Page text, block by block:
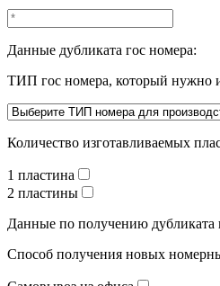
Данные дубликата гос номера:
ТИП гос номера, который нужно
Количество изготавливаемых
1 пластина
2 пластины
Данные по получению дубликата
Способ получения новых